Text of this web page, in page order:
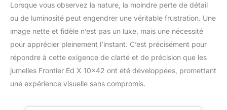
Lorsque vous observez la nature, la moindre perte de détail
ou de luminosité peut engendrer une véritable frustration. Une
image nette et fidèle n’est pas un luxe, mais une nécessité
pour apprécier pleinement l’instant. C’est précisément pour
répondre à cette exigence de clarté et de précision que les
jumelles Frontier Ed X 10×42 ont été développées, promettant
une expérience visuelle sans compromis.